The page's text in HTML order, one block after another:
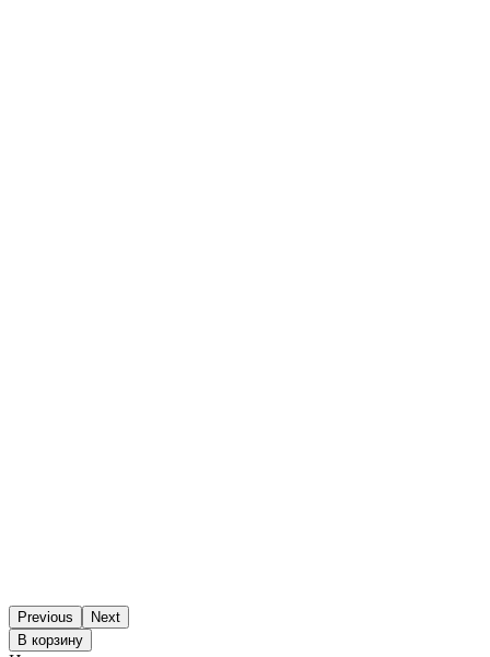
Previous
Next
В корзину